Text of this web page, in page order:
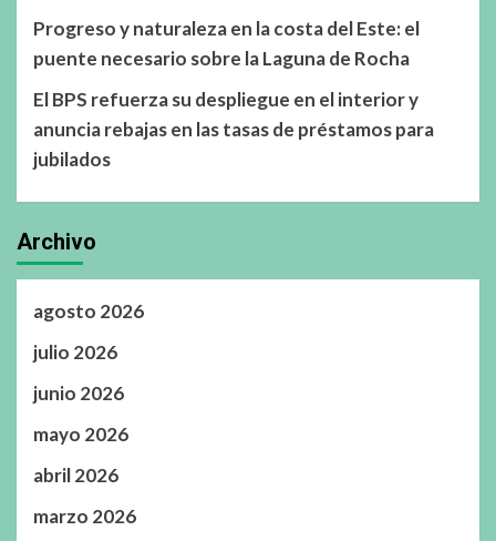
Progreso y naturaleza en la costa del Este: el
puente necesario sobre la Laguna de Rocha
El BPS refuerza su despliegue en el interior y
anuncia rebajas en las tasas de préstamos para
jubilados
Archivo
agosto 2026
julio 2026
junio 2026
mayo 2026
abril 2026
marzo 2026